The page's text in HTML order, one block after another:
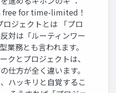
free for time-limited！
ジェクトとは 「プロ
対は「ルーティンワー
業務とも言われます。
クとプロジェクトは、
仕方が全く違います。
ハッキリと自覚するこ